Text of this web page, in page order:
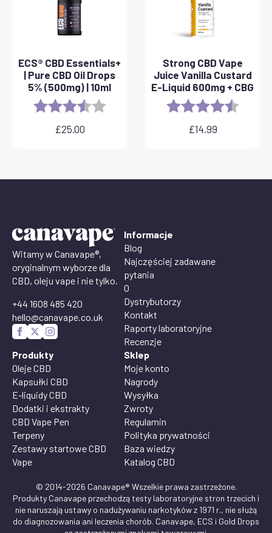
ECS® CBD Essentials+
| Pure CBD Oil Drops
5% (500mg) | 10ml
Rating: 3.8 out of 5 stars
£25.00
Strong CBD Vape
Juice Vanilla Custard
E-Liquid 600mg + CBG
Rating: 4.6 out
£14.99
Witamy w Canavape®,
oryginalnym wyborze dla
CBD, oleju vape i nie tylko.
+44 1608 485 420
hello@canavape.co.uk
Informacje
Blog
Najczęściej zadawane
pytania
O
Dystrybutorzy
Kontakt
Raporty laboratoryjne
Recenzje
Produkty
Oleje CBD
Kapsułki CBD
E-liquidy CBD
Dodatki i ekstrakty
CBD Vape Pen
Terpeny
Zestawy startowe CBD
Vape
Sklep
Moje konto
Nagrody
Wysyłka
Zwroty
Regulamin
Polityka prywatności
Baza wiedzy
Katalog CBD
© 2014-2026 Canavape® Wszelkie prawa zastrzeżone.
Produkty Canavape przechodzą testy laboratoryjne stron trzecich i
nie naruszają ustawy o nadużywaniu narkotyków z 1971 r., nie służą
do diagnozowania ani leczenia chorób. Canavape, ECS i Gold Drops